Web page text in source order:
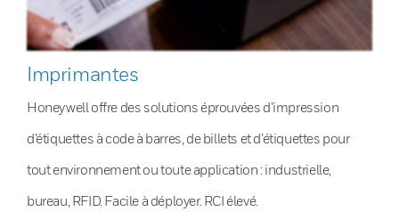
Imprimantes
Honeywell offre des solutions éprouvées d’impression
d’étiquettes à code à barres, de billets et d’étiquettes pour
tout environnement ou toute application : industrielle,
bureau, RFID. Facile à déployer. RCI élevé.